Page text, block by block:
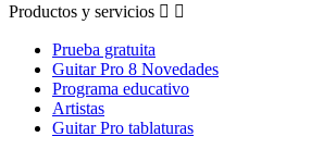
Productos y servicios  
Prueba gratuita
Guitar Pro 8 Novedades
Programa educativo
Artistas
Guitar Pro tablaturas